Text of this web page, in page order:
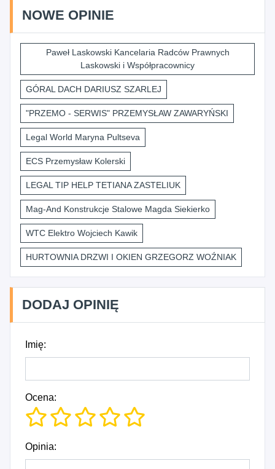
NOWE OPINIE
Paweł Laskowski Kancelaria Radców Prawnych
Laskowski i Współpracownicy
GÓRAL DACH DARIUSZ SZARLEJ
"PRZEMO - SERWIS" PRZEMYSŁAW ZAWARYŃSKI
Legal World Maryna Pultseva
ECS Przemysław Kolerski
LEGAL TIP HELP TETIANA ZASTELIUK
Mag-And Konstrukcje Stalowe Magda Siekierko
WTC Elektro Wojciech Kawik
HURTOWNIA DRZWI I OKIEN GRZEGORZ WOŹNIAK
DODAJ OPINIĘ
Imię:
Ocena:
Opinia: